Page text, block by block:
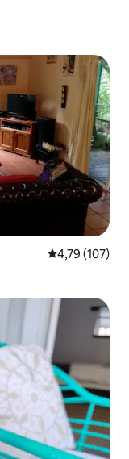
Gemiddelde
4,79 (107)